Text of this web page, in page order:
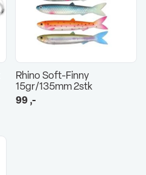
Rhino Soft-Finny
15gr/135mm 2stk
99,-